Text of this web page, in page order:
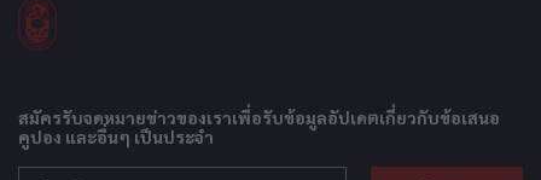
สมัครรับจดหมายข่าวของเราเพื่อรับข้อมูลอัปเดตเกี่ยวกับข้อเสนอ
คูปอง และอื่นๆ เป็นประจำ